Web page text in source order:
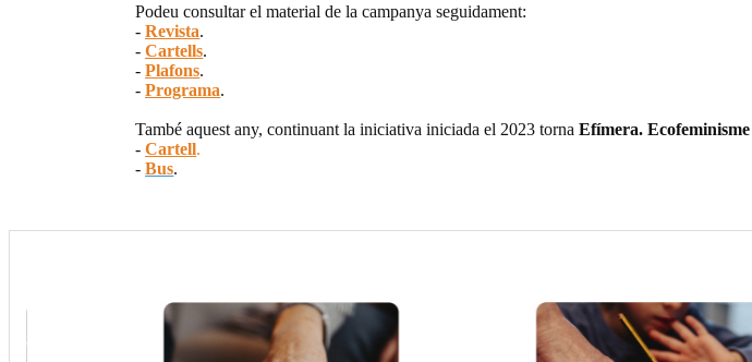
Podeu consultar el material de la campanya seguidament:
-Revista.
-Cartells.
-Plafons.
-Programa.
També aquest any, continuant la iniciativa iniciada el 2023 tornaEfímera.
-Cartell.
-Bus.